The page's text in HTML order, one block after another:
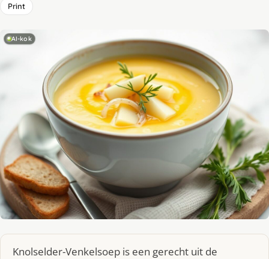
Print
AI-kok
Knolselder-Venkelsoep is een gerecht uit de